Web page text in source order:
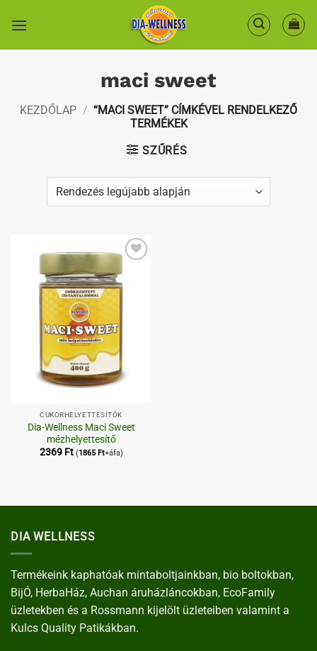
maci sweet
KEZDŐLAP / “MACI SWEET” CÍMKÉVEL RENDELKEZŐ
TERMÉKEK
SZŰRÉS
Kedvenceimhez
CUKORHELYETTESÍTŐK
Dia-Wellness Maci Sweet
mézhelyettesítő
2369 Ft (1865 Ft+áfa)
DIA WELLNESS
Termékeink kaphatóak mintaboltjainkban, bio boltokban,
BijÓ, HerbaHáz, Auchan áruházláncokban, EcoFamily
üzletekben és a Rossmann kijelölt üzleteiben valamint a
Kulcs Quality Patikákban.